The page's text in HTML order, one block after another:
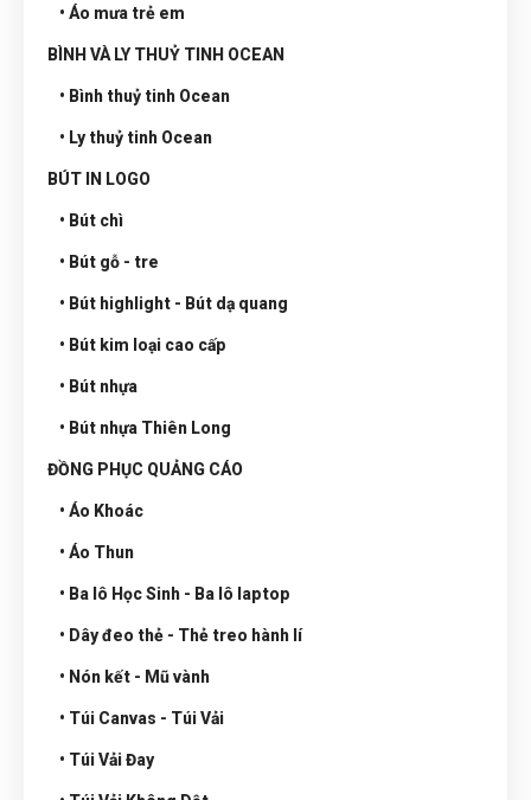
• Áo mưa trẻ em
BÌNH VÀ LY THUỶ TINH OCEAN
• Bình thuỷ tinh Ocean
• Ly thuỷ tinh Ocean
BÚT IN LOGO
• Bút chì
• Bút gỗ - tre
• Bút highlight - Bút dạ quang
• Bút kim loại cao cấp
• Bút nhựa
• Bút nhựa Thiên Long
ĐỒNG PHỤC QUẢNG CÁO
• Áo Khoác
• Áo Thun
• Ba lô Học Sinh - Ba lô laptop
• Dây đeo thẻ - Thẻ treo hành lí
• Nón kết - Mũ vành
• Túi Canvas - Túi Vải
• Túi Vải Đay